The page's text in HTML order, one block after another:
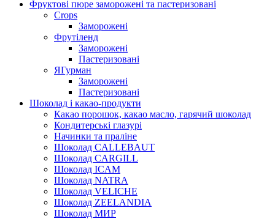
Фруктові пюре заморожені та пастеризовані
Crops
Заморожені
Фрутіленд
Заморожені
Пастеризовані
ЯГурман
Заморожені
Пастеризовані
Шоколад і какао-продукти
Какао порошок, какао масло, гарячий шоколад
Кондитерські глазурі
Начинки та праліне
Шоколад CALLEBAUT
Шоколад CARGILL
Шоколад ICAM
Шоколад NATRA
Шоколад VELICHE
Шоколад ZEELANDIA
Шоколад МИР